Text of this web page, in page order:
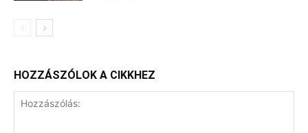
HOZZÁSZÓLOK A CIKKHEZ